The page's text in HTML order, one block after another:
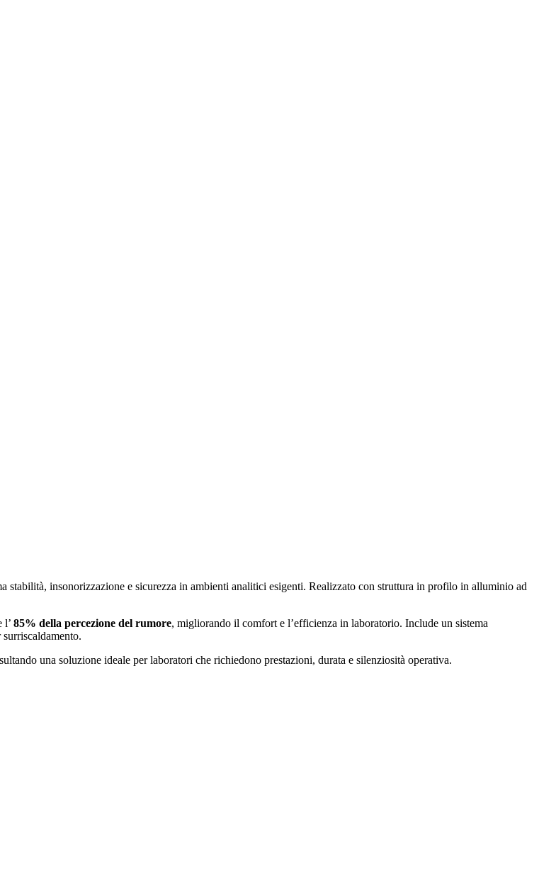
stabilità, insonorizzazione e sicurezza in ambienti analitici esigenti. Realizzato con struttura in profilo in alluminio ad
l’ 85% della percezione del rumore, migliorando il comfort e l’efficienza in laboratorio. Include un sistema
una soluzione ideale per laboratori che richiedono prestazioni, durata e silenziosità operativa.